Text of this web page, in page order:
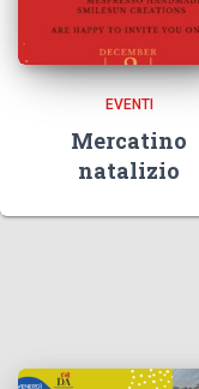
EVENTI
Mercatino
natalizio